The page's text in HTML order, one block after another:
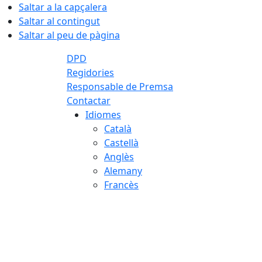
Saltar a la capçalera
Saltar al contingut
Saltar al peu de pàgina
DPD
Regidories
Responsable de Premsa
Contactar
Idiomes
Català
Castellà
Anglès
Alemany
Francès